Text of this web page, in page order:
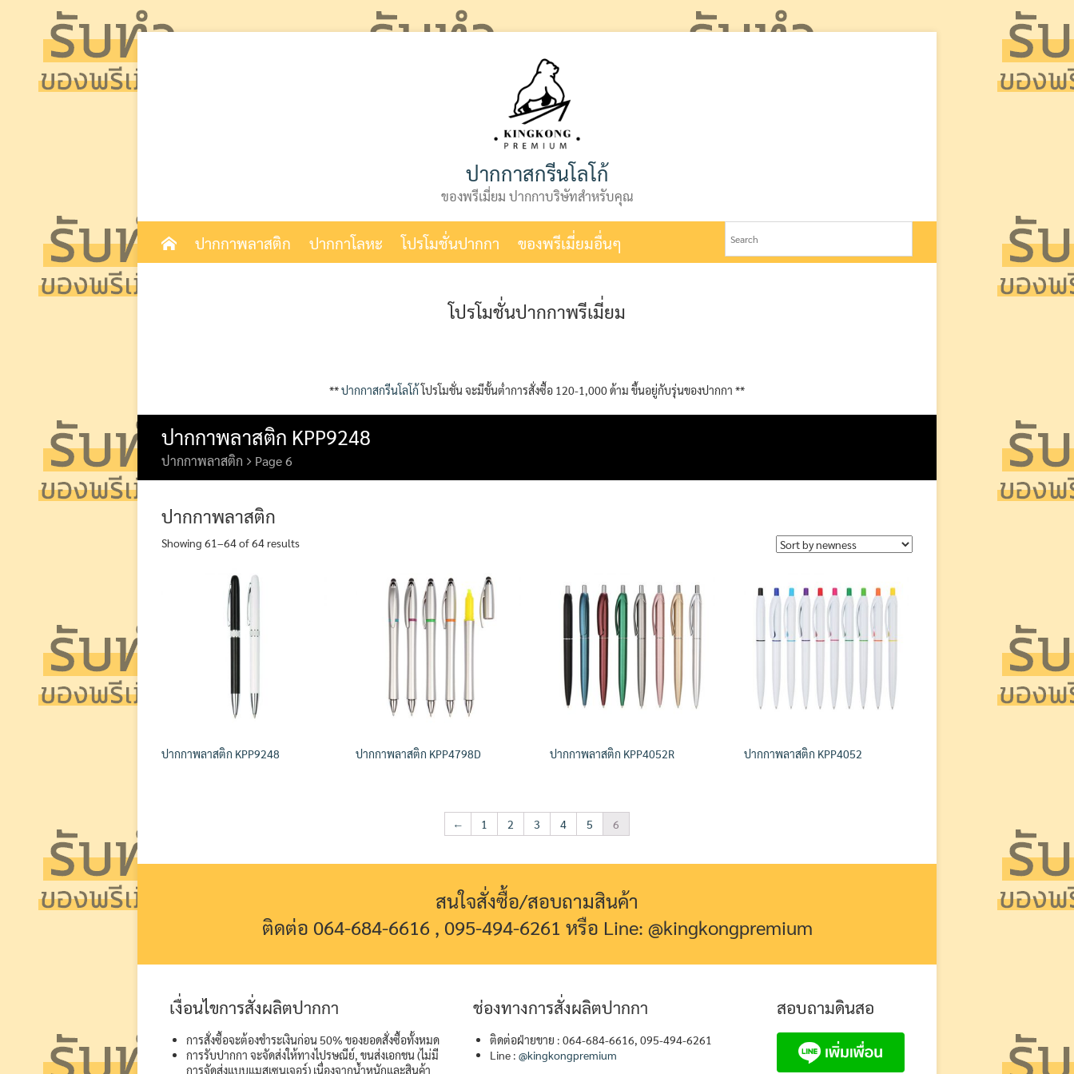
ปากกาสกรีนโลโก้
ของพรีเมี่ยม ปากกาบริษัทสำหรับคุณ
ปากกาพลาสติก ปากกาโลหะ โปรโมชั่นปากกา ของพรีเมี่ยมอื่นๆ
โปรโมชั่นปากกาพรีเมี่ยม
**ปากกาสกรีนโลโก้โปรโมชั่น จะมีขั้นต่ำการสั่งซื้อ 120-1,000 ด้าม ขึ้นอยู่กับรุ่นของปากกา **
ปากกาพลาสติก KPP9248
ปากกาพลาสติก Page 6
ปากกาพลาสติก
Showing 61–64 of 64 results
ปากกาพลาสติก KPP9248 ปากกาพลาสติก KPP4798D ปากกาพลาสติก KPP4052R ปากกาพลาสติก KPP4052
← 1 2 3 4 5 6
สนใจสั่งซื้อ/สอบถามสินค้า
ติดต่อ 064-684-6616 , 095-494-6261 หรือ Line: @kingkongpremium
เงื่อนไขการสั่งผลิตปากกา
การสั่งซื้อจะต้องชำระเงินก่อน 50% ของยอดสั่งซื้อทั้งหมด
การรับปากกา จะจัดส่งให้ทางไปรษณีย์, ขนส่งเอกชน (ไม่มี
การจัดส่งแบบแมสเซนเจอร์) เนื่องจากน้ำหนักและสินค้า
ช่องทางการสั่งผลิตปากกา
ติดต่อฝ่ายขาย : 064-684-6616, 095-494-6261
Line : @kingkongpremium
สอบถามดินสอ